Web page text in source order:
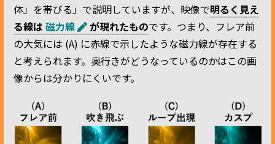
体」を帯びる」で説明していますが、映像で明るく見え
る線は 磁力線 が現れたものです。つまり、フレア前
の大気には (A) に赤線で示したような磁力線が存在する
と考えられます。奥行きがどうなっているのかはこの画
像からは分かりにくいです。